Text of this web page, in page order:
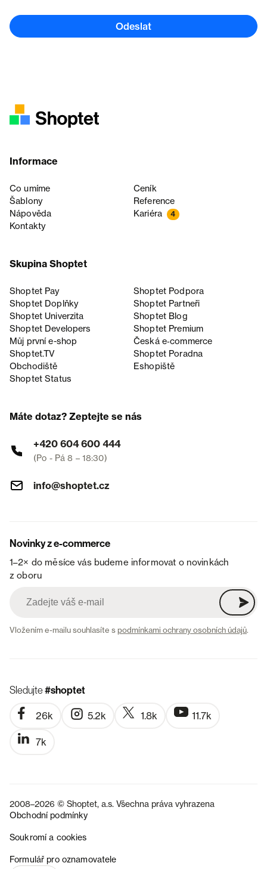
Odeslat
Informace
Co umíme
Ceník
Šablony
Reference
Nápověda
Kariéra 4
Kontakty
Skupina Shoptet
Shoptet Pay
Shoptet Podpora
Shoptet Doplňky
Shoptet Partneři
Shoptet Univerzita
Shoptet Blog
Shoptet Developers
Shoptet Premium
Můj první e-shop
Česká e‑commerce
Shoptet.TV
Shoptet Poradna
Obchodiště
Eshopiště
Shoptet Status
Máte dotaz? Zeptejte se nás
+420 604 600 444
(Po - Pá 8 – 18:30)
info@shoptet.cz
Novinky z e-commerce
1–2× do měsíce vás budeme informovat o novinkách
z oboru
Vložením e-mailu souhlasíte spodmínkami ochrany osobních údajů.
Sledujte#shoptet
26k 5.2k 1.8k 11.7k
7k
2008–2026 © Shoptet, a.s. Všechna práva vyhrazena
Obchodní podmínky
Soukromí a cookies
Formulář pro oznamovatele